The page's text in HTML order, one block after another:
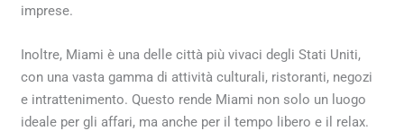
imprese.
Inoltre, Miami è una delle città più vivaci degli Stati Uniti,
con una vasta gamma di attività culturali, ristoranti, negozi
e intrattenimento. Questo rende Miami non solo un luogo
ideale per gli affari, ma anche per il tempo libero e il relax.